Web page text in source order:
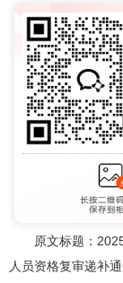
原文标题：2025
人员资格复审递补